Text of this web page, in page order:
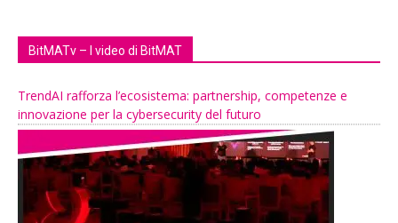
BitMATv – I video di BitMAT
TrendAI rafforza l’ecosistema: partnership, competenze e
innovazione per la cybersecurity del futuro